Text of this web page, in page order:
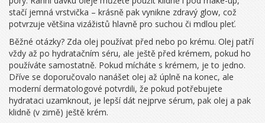
stačí jemná vrstvička – krásně pak vynikne zdravý glow, což
potvrzuje většina vizážistů hlavně pro suchou či mdlou pleť.
Běžné otázky? Zda olej používat před nebo po krému. Olej patří
vždy až po hydratačním séru, ale ještě před krémem, pokud ho
používáte samostatně. Pokud mícháte s krémem, je to jedno.
Dříve se doporučovalo nanášet olej až úplně na konec, ale
moderní dermatologové potvrdili, že pokud potřebujete
hydrataci uzamknout, je lepší dát nejprve sérum, pak olej a pak
klidně (v zimě) ještě krém.